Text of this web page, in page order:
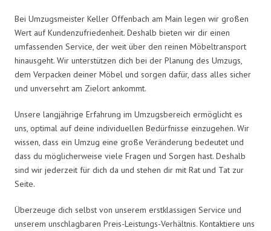
Bei Umzugsmeister Keller Offenbach am Main legen wir großen
Wert auf Kundenzufriedenheit. Deshalb bieten wir dir einen
umfassenden Service, der weit über den reinen Möbeltransport
hinausgeht. Wir unterstützen dich bei der Planung des Umzugs,
dem Verpacken deiner Möbel und sorgen dafür, dass alles sicher
und unversehrt am Zielort ankommt.
Unsere langjährige Erfahrung im Umzugsbereich ermöglicht es
uns, optimal auf deine individuellen Bedürfnisse einzugehen. Wir
wissen, dass ein Umzug eine große Veränderung bedeutet und
dass du möglicherweise viele Fragen und Sorgen hast. Deshalb
sind wir jederzeit für dich da und stehen dir mit Rat und Tat zur
Seite.
Überzeuge dich selbst von unserem erstklassigen Service und
unserem unschlagbaren Preis-Leistungs-Verhältnis. Kontaktiere uns